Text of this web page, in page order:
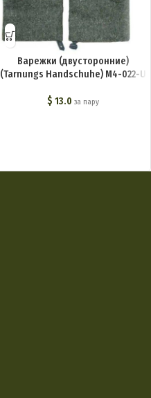
Варежки (двусторонние)
(Tarnungs Handschuhe) M4-022-U
$ 13.0 за пару